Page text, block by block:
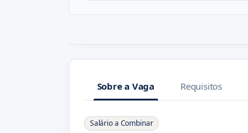
Sobre a Vaga Requisitos
Sobre a Vaga
Salário a Combinar